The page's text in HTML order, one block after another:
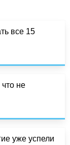
все 15
не
уже успели